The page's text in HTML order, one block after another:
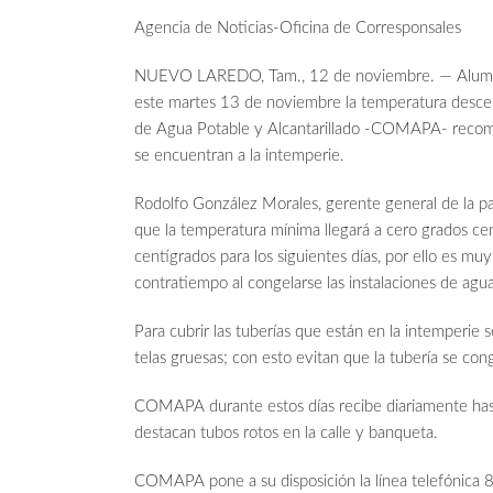
Agencia de Noticias-Oficina de Corresponsales
NUEVO LAREDO, Tam., 12 de noviembre. —
este martes 13 de noviembre la temperatura
de Agua Potable y Alcantarillado -COMAPA-
se encuentran a la intemperie.
Rodolfo González Morales, gerente general de la
que la temperatura mínima llegará a cero grados
centígrados para los siguientes días, por ello es
contratiempo al congelarse las instalaciones de
Para cubrir las tuberías que están en la intemperie
telas gruesas; con esto evitan que la tubería se
COMAPA durante estos días recibe diariamente
destacan tubos rotos en la calle y banqueta.
COMAPA pone a su disposición la línea